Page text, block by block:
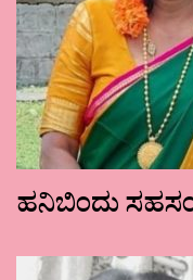
ಹನಿಬಿಂದು